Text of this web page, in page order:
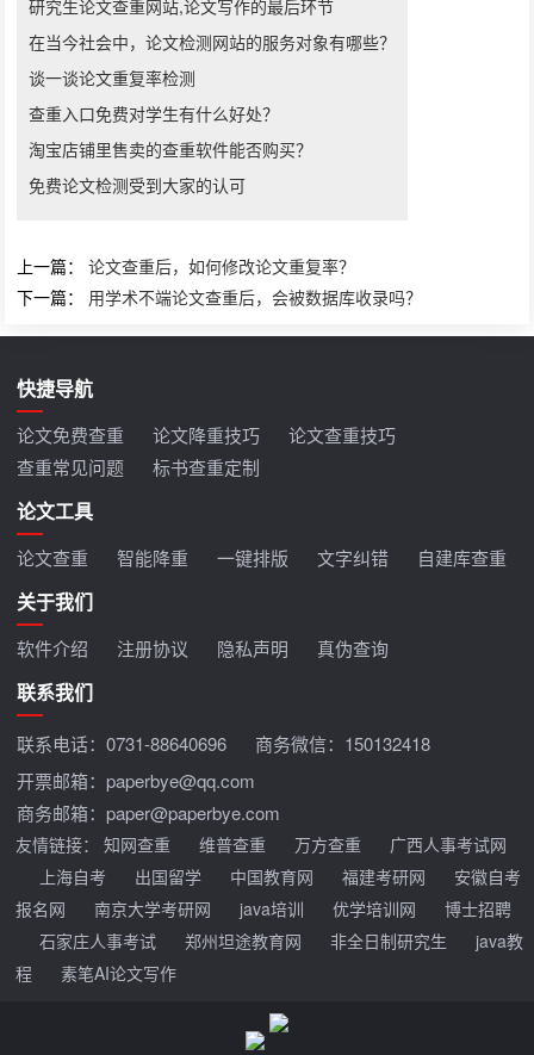
研究生论文查重网站,论文写作的最后环节
在当今社会中，论文检测网站的服务对象有哪些？
谈一谈论文重复率检测
查重入口免费对学生有什么好处？
淘宝店铺里售卖的查重软件能否购买？
免费论文检测受到大家的认可
上一篇：论文查重后，如何修改论文重复率？
下一篇： 用学术不端论文查重后，会被数据库收录吗？
快捷导航
论文免费查重 论文降重技巧
论文查重技巧
查重常见问题
标书查重定制
论文工具
论文查重 智能降重 一键排版 文字纠错 自建库查重
关于我们
软件介绍 注册协议 隐私声明 真伪查询
联系我们
联系电话：0731-88640696
商务微信：150132418
开票邮箱：paperbye@qq.com
商务邮箱：paper@paperbye.com
友情链接：知网查重 维普查重 万方查重
广西人事考试网
上海自考
出国留学 中国教育网 福建考研网
安徽自考
报名网
南京大学考研网 java培训 优学培训网
博士招聘
石家庄人事考试
郑州坦途教育网 非全日制研究生
java教
程
素笔AI论文写作